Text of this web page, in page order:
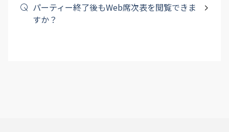
パーティー終了後もWeb席次表を閲覧できま
すか？